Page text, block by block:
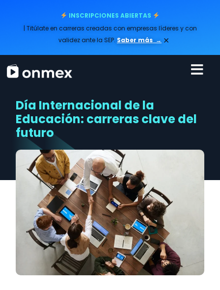
INSCRIPCIONES ABIERTAS
| Titúlate en carreras creadas con empresas líderes y con
validez ante la SEP. Saber más → ×
Día Internacional de la
Educación: carreras clave del
futuro